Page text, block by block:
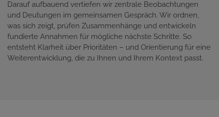
Darauf aufbauend vertiefen wir zentrale Beobachtungen
und Deutungen im gemeinsamen Gespräch. Wir ordnen,
was sich zeigt, prüfen Zusammenhänge und entwickeln
fundierte Annahmen für mögliche nächste Schritte. So
entsteht Klarheit über Prioritäten – und Orientierung für eine
Weiterentwicklung, die zu Ihnen und Ihrem Kontext passt.